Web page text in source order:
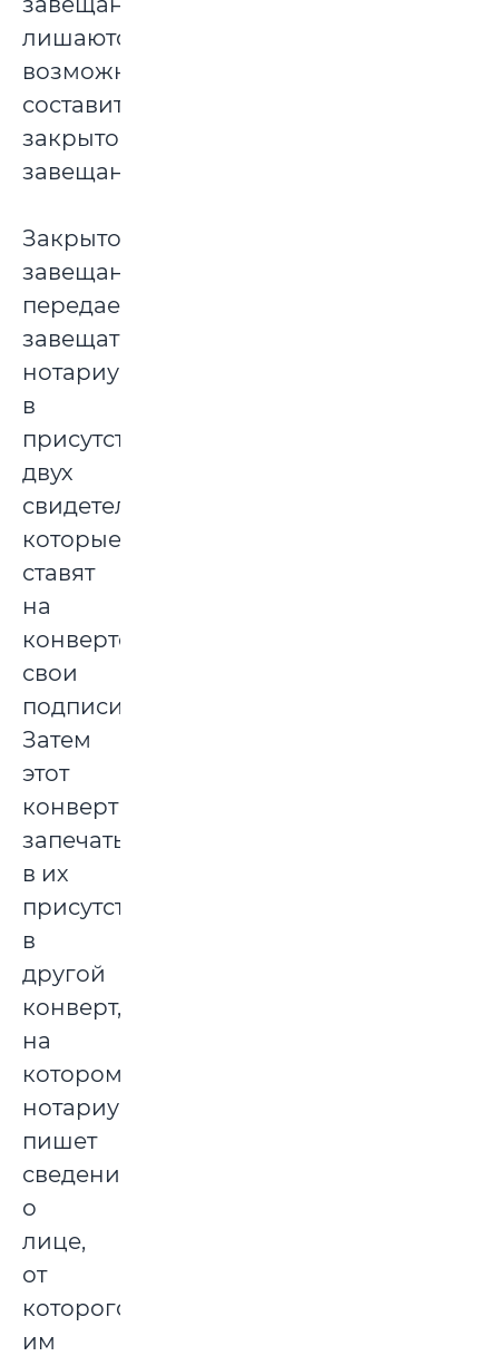
лишаются
возможности
составить
закрытое
завещание.
Закрытое
завещание
передается
завещателем
нотариусу
в
присутствии
двух
свидетелей,
которые
ставят
на
конверте
свои
подписи.
Затем
этот
конверт
запечатывается
в их
присутствии
в
другой
конверт,
на
котором
нотариус
пишет
сведения
о
лице,
от
которого
им